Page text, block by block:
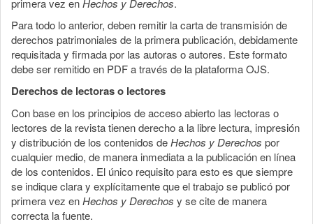
primera vez enHechos y Derechos.
Para todo lo anterior, deben remitir la carta de transmisión de
derechos patrimoniales de la primera publicación, debidamente
requisitada y firmada por las autoras o autores. Este formato
debe ser remitido en PDF a través de la plataforma OJS.
Derechos de lectoras o lectores
Con base en los principios de acceso abierto las lectoras o
lectores de la revista tienen derecho a la libre lectura, impresión
y distribución de los contenidos deHechos y Derechos por
cualquier medio, de manera inmediata a la publicación en línea
de los contenidos. El único requisito para esto es que siempre
se indique clara y explícitamente que el trabajo se publicó por
primera vez enHechos y Derechos y se cite de manera
correcta la fuente.